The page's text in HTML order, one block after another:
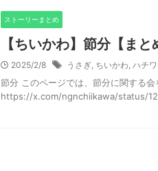
ストーリーまとめ
【ちいかわ】節分【まと
2025/2/8 うさぎ, ちいかわ, ハチ
節分 このページでは、節分に関する
https://x.com/ngnchiikawa/status/